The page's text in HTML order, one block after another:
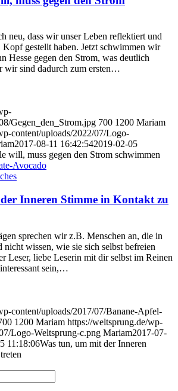
neu, dass wir unser Leben reflektiert und
gestellt haben. Jetzt schwimmen wir
Hesse gegen den Strom, was deutlich
wir sind dadurch zum ersten…
Gegen_den_Strom.jpg 700 1200 Mariam
content/uploads/2022/07/Logo-
2017-08-11 16:42:542019-02-05
will, muss gegen den Strom schwimmen
Inneren Stimme in Kontakt zu
sprechen wir z.B. Menschen an, die in
nicht wissen, wie sie sich selbst befreien
Leser, liebe Leserin mit dir selbst im Reinen
sein,…
content/uploads/2017/07/Banane-Apfel-
1200 Mariam https://weltsprung.de/wp-
Logo-Weltsprung-c.png Mariam2017-07-
11:18:06Was tun, um mit der Inneren